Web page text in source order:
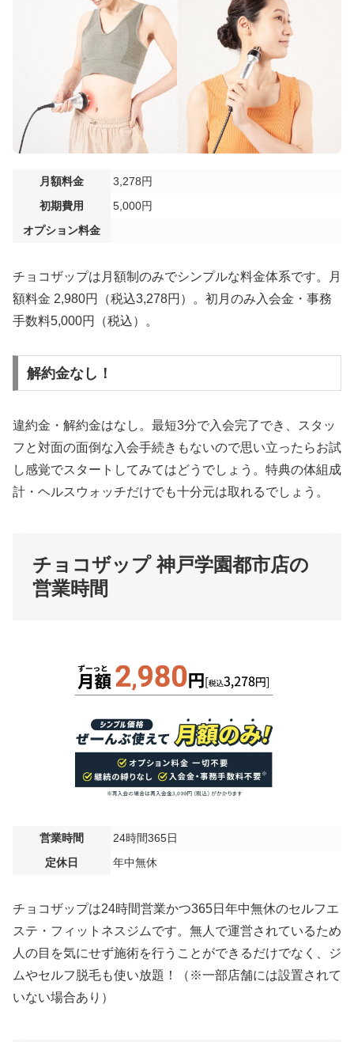
月額料金
3,278円
初期費用
5,000円
オプション料金
チョコザップは月額制のみでシンプルな料金体系です。月
額料金 2,980円（税込3,278円）。初月のみ入会金・事務
手数料5,000円（税込）。
解約金なし！
違約金・解約金はなし。最短3分で入会完了でき、スタッ
フと対面の面倒な入会手続きもないので思い立ったらお試
し感覚でスタートしてみてはどうでしょう。特典の体組成
計・ヘルスウォッチだけでも十分元は取れるでしょう。
チョコザップ 神戸学園都市店の
営業時間
営業時間
24時間365日
定休日
年中無休
チョコザップは24時間営業かつ365日年中無休のセルフエ
ステ・フィットネスジムです。無人で運営されているため
人の目を気にせず施術を行うことができるだけでなく、ジ
ムやセルフ脱毛も使い放題！（※一部店舗には設置されて
いない場合あり）